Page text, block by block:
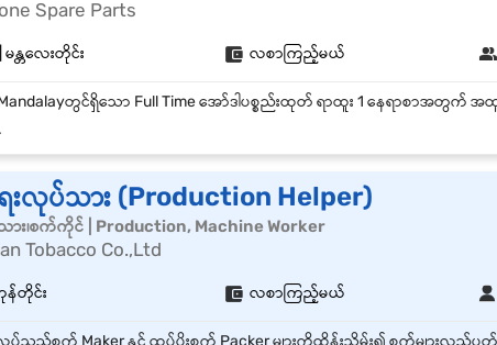
Spare Parts
မန္တလေးတိုင်း လစာကြည့်မယ်
.
ပ်သား (Production Helper)
၊စက်ကိုင် | Production, Machine Worker
Tobacco Co.,Ltd
န်တိုင်း လစာကြည့်မယ်